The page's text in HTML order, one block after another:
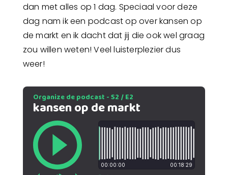
dan met alles op 1 dag. Speciaal voor deze
dag nam ik een podcast op over kansen op
de markt en ik dacht dat jij die ook wel graag
zou willen weten! Veel luisterplezier dus
weer!